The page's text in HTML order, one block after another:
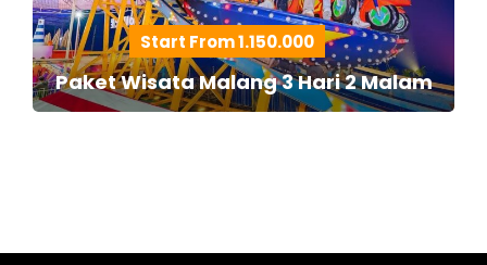
Start From 1.150.000
Paket Wisata Malang 3 Hari 2 Malam